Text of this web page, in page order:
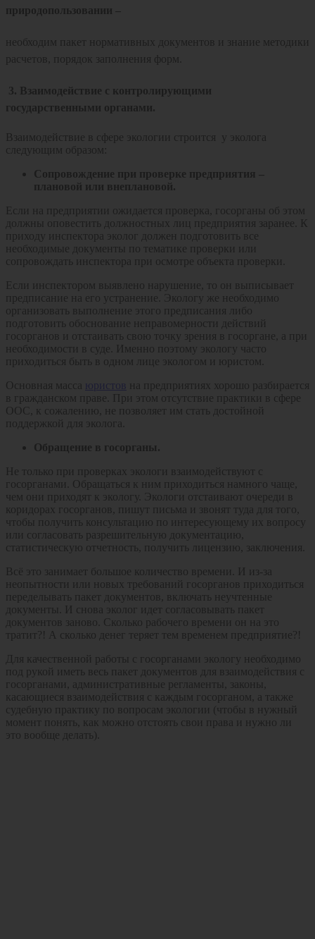
природопользовании –
необходим пакет нормативных документов и знание методики
расчетов, порядок заполнения форм.
3. Взаимодействие с контролирующими
государственными органами.
Взаимодействие в сфере экологии строится у эколога
следующим образом:
Сопровождение при проверке предприятия –
плановой или внеплановой.
Если на предприятии ожидается проверка, госорганы об этом
должны оповестить должностных лиц предприятия заранее. К
приходу инспектора эколог должен подготовить все
необходимые документы по тематике проверки или
сопровождать инспектора при осмотре объекта проверки.
Если инспектором выявлено нарушение, то он выписывает
предписание на его устранение. Экологу же необходимо
организовать выполнение этого предписания либо
подготовить обоснование неправомерности действий
госорганов и отстаивать свою точку зрения в госоргане, а при
необходимости в суде. Именно поэтому экологу часто
приходиться быть в одном лице экологом и юристом.
Основная масса юристов на предприятиях хорошо разбирается
в гражданском праве. При этом отсутствие практики в сфере
ООС, к сожалению, не позволяет им стать достойной
поддержкой для эколога.
Обращение в госорганы.
Не только при проверках экологи взаимодействуют с
госорганами. Обращаться к ним приходиться намного чаще,
чем они приходят к экологу. Экологи отстаивают очереди в
коридорах госорганов, пишут письма и звонят туда для того,
чтобы получить консультацию по интересующему их вопросу
или согласовать разрешительную документацию,
статистическую отчетность, получить лицензию, заключения.
Всё это занимает большое количество времени. И из-за
неопытности или новых требований госорганов приходиться
переделывать пакет документов, включать неучтенные
документы. И снова эколог идет согласовывать пакет
документов заново. Сколько рабочего времени он на это
тратит?! А сколько денег теряет тем временем предприятие?!
Для качественной работы с госорганами экологу необходимо
под рукой иметь весь пакет документов для взаимодействия с
госорганами, административные регламенты, законы,
касающиеся взаимодействия с каждым госорганом, а также
судебную практику по вопросам экологии (чтобы в нужный
момент понять, как можно отстоять свои права и нужно ли
это вообще делать).